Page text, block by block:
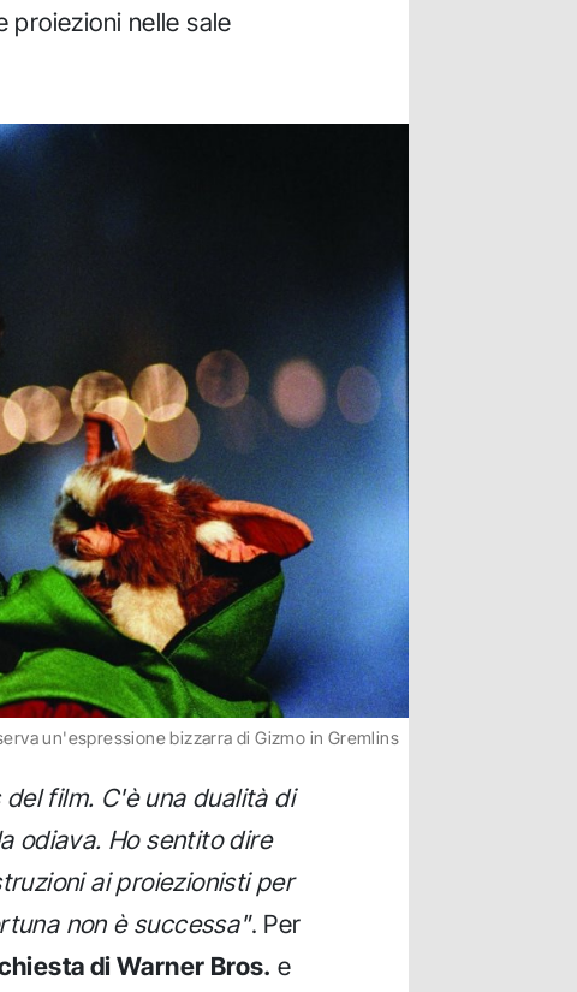
proiezioni nelle sale
un'espressione bizzarra di Gizmo in Gremlins
film. C'è una dualità di
odiava. Ho sentito dire
ai proiezionisti per
non è successa". Per
di Warner Bros. e